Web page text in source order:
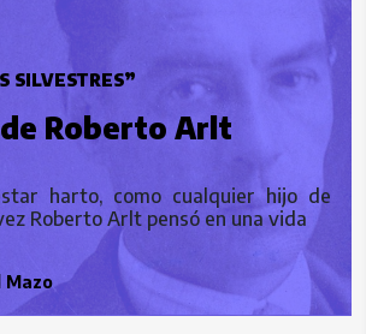
SILVESTRES”
Roberto Arlt
harto, como cualquier hijo de
Roberto Arlt pensó en una vida
Mazo